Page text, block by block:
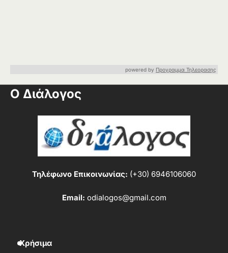
powered by Προγραμμα Τηλεορασης
Ο Διάλογος
Τηλέφωνο Επικοινωνίας: (+30) 6946106060
Email: odialogos@gmail.com
Χρήσιμα